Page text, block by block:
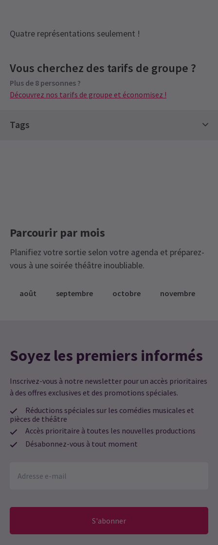
Quatre représentations seulement !
Tarifs de groupe
Tarifs spéciaux pour les groupes de 8 personnes ou plus
Découvrez nos tarifs de groupe et économisez !
Vous cherchez des tarifs de groupe ?
Plus de 8 personnes ?
Découvrez nos tarifs de groupe et économisez !
Tags
Parcourir par mois
Planifiez votre sortie selon votre agenda et préparez-
vous à une soirée théâtre inoubliable.
août septembre octobre novembre
Soyez les premiers informés
Inscrivez-vous à notre newsletter pour un accès prioritaires
à des offres exclusives et des promotions spéciales.
Réductions spéciales sur les comédies musicales et
pièces de théâtre
Accès prioritaire à toutes les nouvelles productions
Désabonnez-vous à tout moment
S'abonner